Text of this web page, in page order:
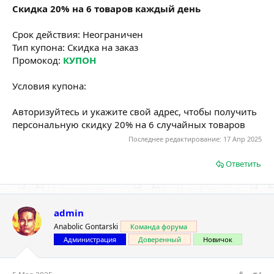
Скидка 20% на 6 товаров каждый день
Срок действия: Неограничен
Тип купона: Скидка на заказ
Промокод: КУПОН
Условия купона:
Авторизуйтесь и укажите свой адрес, чтобы получить
персональную скидку 20% на 6 случайных товаров
Последнее редактирование: 17 Апр 2025
Ответить
admin
Anabolic Gontarski
Команда форума
Администрация
Доверенный Новичок